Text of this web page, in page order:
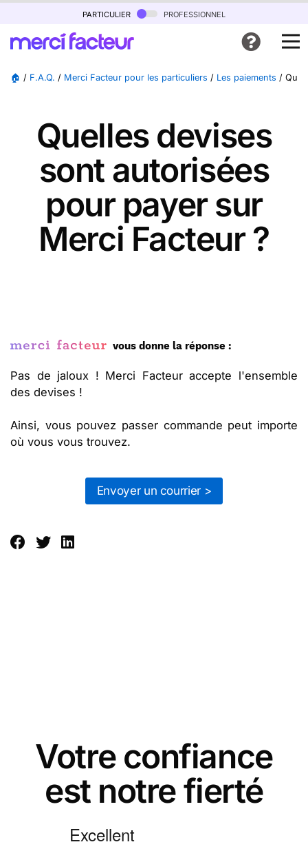
particulier professionnel
🏠 / F.A.Q. / Merci Facteur pour les particuliers / Les paiements /
Quelles devises
sont autorisées
pour payer sur
Merci Facteur ?
vous donne la réponse :
Pas de jaloux ! Merci Facteur accepte l'ensemble
des devises !
Ainsi, vous pouvez passer commande peut importe
où vous vous trouvez.
Envoyer un courrier >
Votre confiance
est notre fierté